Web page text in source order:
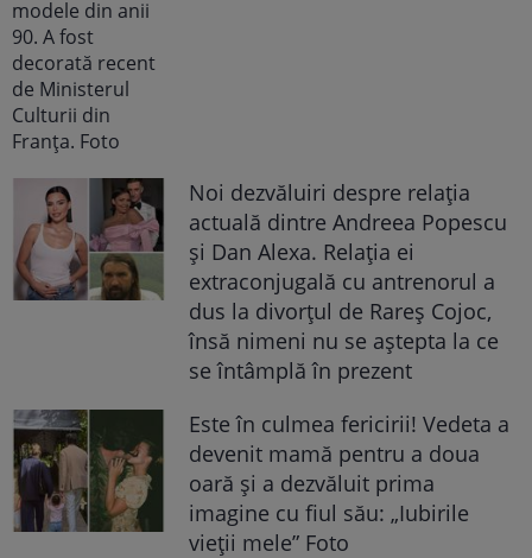
Noi dezvăluiri despre relația
actuală dintre Andreea Popescu
și Dan Alexa. Relația ei
extraconjugală cu antrenorul a
dus la divorțul de Rareș Cojoc,
însă nimeni nu se aștepta la ce
se întâmplă în prezent
Este în culmea fericirii! Vedeta a
devenit mamă pentru a doua
oară și a dezvăluit prima
imagine cu fiul său: „Iubirile
vieții mele” Foto